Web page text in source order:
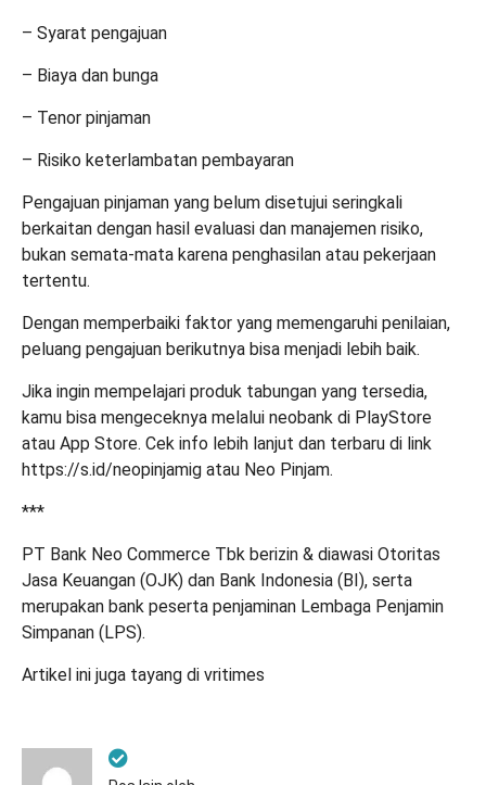
– Syarat pengajuan
– Biaya dan bunga
– Tenor pinjaman
– Risiko keterlambatan pembayaran
Pengajuan pinjaman yang belum disetujui seringkali
berkaitan dengan hasil evaluasi dan manajemen risiko,
bukan semata-mata karena penghasilan atau pekerjaan
tertentu.
Dengan memperbaiki faktor yang memengaruhi penilaian,
peluang pengajuan berikutnya bisa menjadi lebih baik.
Jika ingin mempelajari produk tabungan yang tersedia,
kamu bisa mengeceknya melalui neobank di PlayStore
atau App Store. Cek info lebih lanjut dan terbaru di link
https://s.id/neopinjamig atau Neo Pinjam.
***
PT Bank Neo Commerce Tbk berizin & diawasi Otoritas
Jasa Keuangan (OJK) dan Bank Indonesia (BI), serta
merupakan bank peserta penjaminan Lembaga Penjamin
Simpanan (LPS).⁣
Artikel ini juga tayang di vritimes